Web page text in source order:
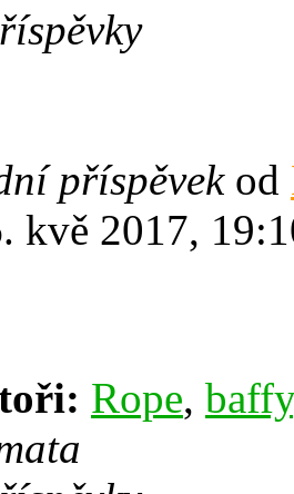
příspěvekod
kvě 2017,
Rope, baffy